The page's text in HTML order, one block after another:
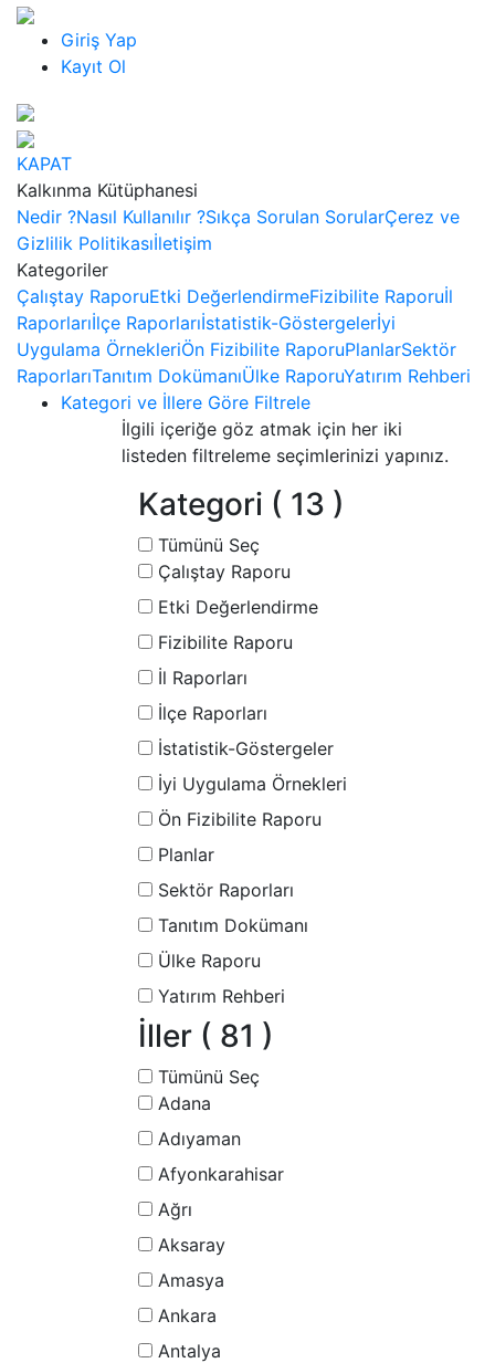
Giriş Yap
Kayıt Ol
KAPAT
Kalkınma Kütüphanesi
Nedir ?Nasıl Kullanılır ?Sıkça Sorulan SorularÇerez ve
Gizlilik Politikasıİletişim
Kategoriler
Çalıştay RaporuEtki DeğerlendirmeFizibilite Raporuİl
Raporlarıİlçe Raporlarıİstatistik-Göstergelerİyi
Uygulama ÖrnekleriÖn Fizibilite RaporuPlanlarSektör
RaporlarıTanıtım DokümanıÜlke RaporuYatırım Rehberi
Kategori ve İllere Göre Filtrele
İlgili içeriğe göz atmak için her iki
listeden filtreleme seçimlerinizi yapınız.
Kategori ( 13 )
Tümünü Seç
Çalıştay Raporu
Etki Değerlendirme
Fizibilite Raporu
İl Raporları
İlçe Raporları
İstatistik-Göstergeler
İyi Uygulama Örnekleri
Ön Fizibilite Raporu
Planlar
Sektör Raporları
Tanıtım Dokümanı
Ülke Raporu
Yatırım Rehberi
İller ( 81 )
Tümünü Seç
Adana
Adıyaman
Afyonkarahisar
Ağrı
Aksaray
Amasya
Ankara
Antalya